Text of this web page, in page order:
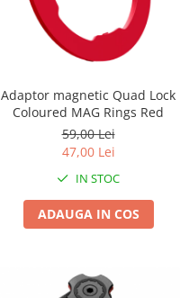
Adaptor magnetic Quad Lock
Coloured MAG Rings Red
59,00 Lei
47,00 Lei
IN STOC
ADAUGA IN COS